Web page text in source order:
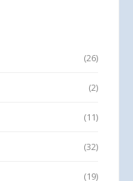
(26)
(2)
(11)
(32)
(19)